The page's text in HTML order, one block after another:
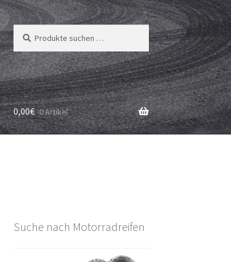
Suchen
nach:
Suchen
0,00€ 0 Artikel
Suche nach Motorradreifen